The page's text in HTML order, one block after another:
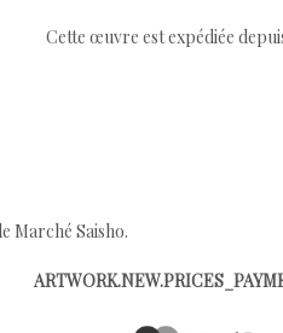
Cette œuvre est expédiée
Marché Saisho.